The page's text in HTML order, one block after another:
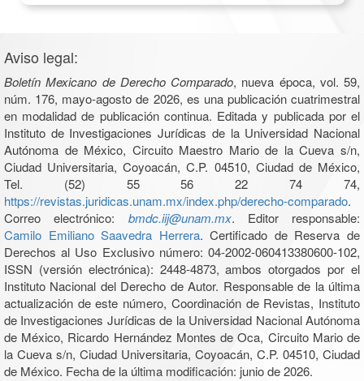
Aviso legal:
Boletín Mexicano de Derecho Comparado, nueva época, vol. 59,
núm. 176, mayo-agosto de 2026, es una publicación cuatrimestral
en modalidad de publicación continua. Editada y publicada por el
Instituto de Investigaciones Jurídicas de la Universidad Nacional
Autónoma de México, Circuito Maestro Mario de la Cueva s/n,
Ciudad Universitaria, Coyoacán, C.P. 04510, Ciudad de México,
Tel. (52) 55 56 22 74 74,
https://revistas.juridicas.unam.mx/index.php/derecho-comparado.
Correo electrónico: bmdc.iij@unam.mx. Editor responsable:
Camilo Emiliano Saavedra Herrera. Certificado de Reserva de
Derechos al Uso Exclusivo número: 04-2002-060413380600-102,
ISSN (versión electrónica): 2448-4873, ambos otorgados por el
Instituto Nacional del Derecho de Autor. Responsable de la última
actualización de este número, Coordinación de Revistas, Instituto
de Investigaciones Jurídicas de la Universidad Nacional Autónoma
de México, Ricardo Hernández Montes de Oca, Circuito Mario de
la Cueva s/n, Ciudad Universitaria, Coyoacán, C.P. 04510, Ciudad
de México. Fecha de la última modificación: junio de 2026.